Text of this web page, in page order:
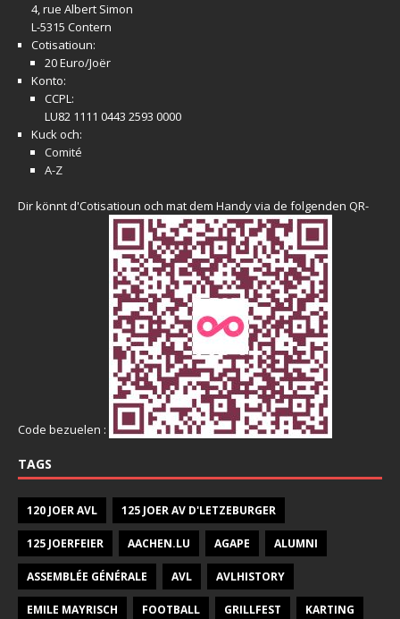
4, rue Albert Simon
L-5315 Contern
Cotisatioun:
20 Euro/Joër
Konto:
CCPL:
LU82 1111 0443 2593 0000
Kuck och:
Comité
A-Z
Dir könnt d'Cotisatioun och mat dem Handy via de folgenden QR-
Code bezuelen :
TAGS
120 JOER AVL 125 JOER AV D'LETZEBURGER
125 JOERFEIER AACHEN.LU AGAPE ALUMNI
ASSEMBLÉE GÉNÉRALE AVL AVLHISTORY
EMILE MAYRISCH FOOTBALL GRILLFEST KARTING